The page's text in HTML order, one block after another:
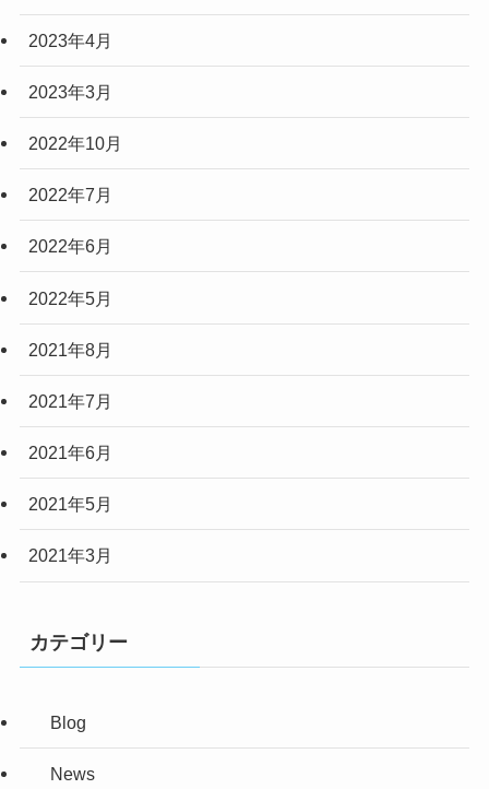
2023年4月
2023年3月
2022年10月
2022年7月
2022年6月
2022年5月
2021年8月
2021年7月
2021年6月
2021年5月
2021年3月
カテゴリー
Blog
News